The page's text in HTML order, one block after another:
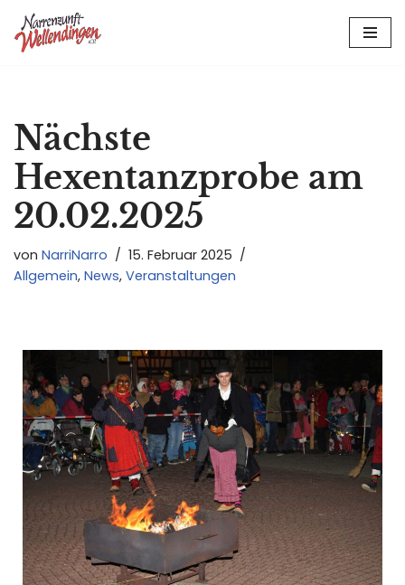
Zum
Nächste
Hexentanzprobe am
20.02.2025
von NarriNarro
15. Februar 2025
Allgemein, News, Veranstaltungen